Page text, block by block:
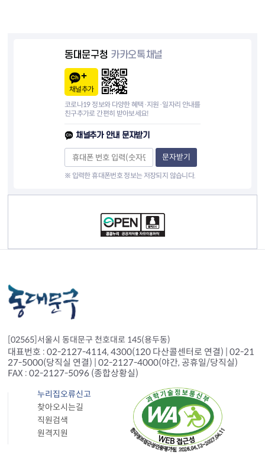
동대문구청 카카오톡채널
채널추가
코로나19 정보와 다양한 혜택·지원·일자리 안내를
친구추가로 간편히 받아보세요!
채널추가 안내 문자받기
문자받기
※ 입력한 휴대폰번호 정보는 저장되지 않습니다.
[02565]서울시 동대문구 천호대로 145(용두동)
대표번호 : 02-2127-4114, 4300(120 다산콜센터로 연결) | 02-21
27-5000(당직실 연결) | 02-2127-4000(야간, 공휴일/당직실)
FAX : 02-2127-5096 (종합상황실)
누리집오류신고
찾아오시는길
직원검색
원격지원